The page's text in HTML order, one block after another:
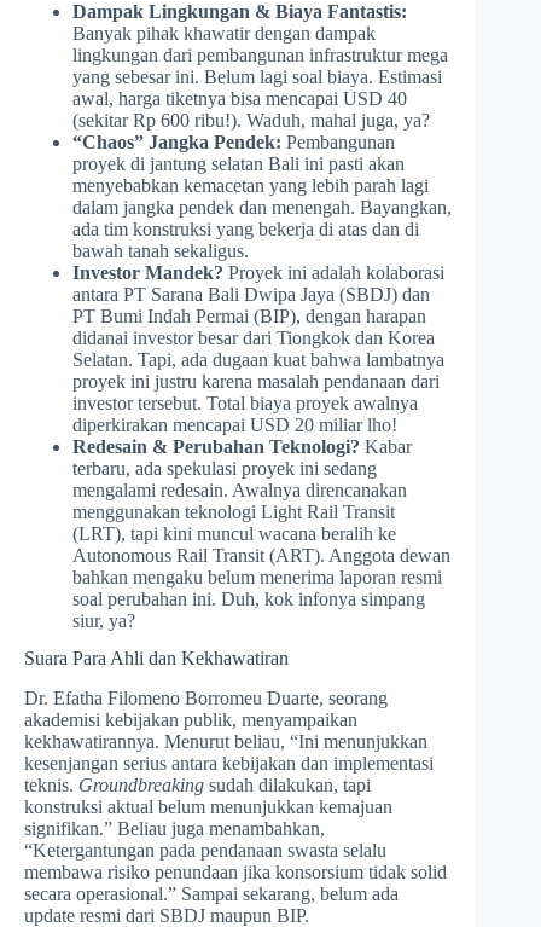
Dampak Lingkungan & Biaya Fantastis:
Banyak pihak khawatir dengan dampak
lingkungan dari pembangunan infrastruktur mega
yang sebesar ini. Belum lagi soal biaya. Estimasi
awal, harga tiketnya bisa mencapai USD 40
(sekitar Rp 600 ribu!). Waduh, mahal juga, ya?
“Chaos” Jangka Pendek: Pembangunan
proyek di jantung selatan Bali ini pasti akan
menyebabkan kemacetan yang lebih parah lagi
dalam jangka pendek dan menengah. Bayangkan,
ada tim konstruksi yang bekerja di atas dan di
bawah tanah sekaligus.
Investor Mandek? Proyek ini adalah kolaborasi
antara PT Sarana Bali Dwipa Jaya (SBDJ) dan
PT Bumi Indah Permai (BIP), dengan harapan
didanai investor besar dari Tiongkok dan Korea
Selatan. Tapi, ada dugaan kuat bahwa lambatnya
proyek ini justru karena masalah pendanaan dari
investor tersebut. Total biaya proyek awalnya
diperkirakan mencapai USD 20 miliar lho!
Redesain & Perubahan Teknologi? Kabar
terbaru, ada spekulasi proyek ini sedang
mengalami redesain. Awalnya direncanakan
menggunakan teknologi Light Rail Transit
(LRT), tapi kini muncul wacana beralih ke
Autonomous Rail Transit (ART). Anggota dewan
bahkan mengaku belum menerima laporan resmi
soal perubahan ini. Duh, kok infonya simpang
siur, ya?
Suara Para Ahli dan Kekhawatiran
Dr. Efatha Filomeno Borromeu Duarte, seorang
akademisi kebijakan publik, menyampaikan
kekhawatirannya. Menurut beliau, “Ini menunjukkan
kesenjangan serius antara kebijakan dan implementasi
teknis. Groundbreaking sudah dilakukan, tapi
konstruksi aktual belum menunjukkan kemajuan
signifikan.” Beliau juga menambahkan,
“Ketergantungan pada pendanaan swasta selalu
membawa risiko penundaan jika konsorsium tidak solid
secara operasional.” Sampai sekarang, belum ada
update resmi dari SBDJ maupun BIP.